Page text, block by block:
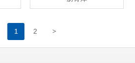
1 2 >